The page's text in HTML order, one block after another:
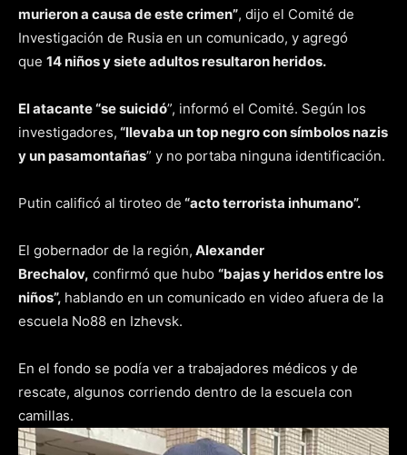
murieron a causa de este crimen”, dijo el Comité de
Investigación de Rusia en un comunicado, y agregó
que 14 niños y siete adultos resultaron heridos.
El atacante “se suicidó”, informó el Comité. Según los
investigadores, “llevaba un top negro con símbolos nazis
y un pasamontañas” y no portaba ninguna identificación.
Putin calificó al tiroteo de “acto terrorista inhumano”.
El gobernador de la región, Alexander
Brechalov, confirmó que hubo “bajas y heridos entre los
niños”, hablando en un comunicado en video afuera de la
escuela No88 en Izhevsk.
En el fondo se podía ver a trabajadores médicos y de
rescate, algunos corriendo dentro de la escuela con
camillas.